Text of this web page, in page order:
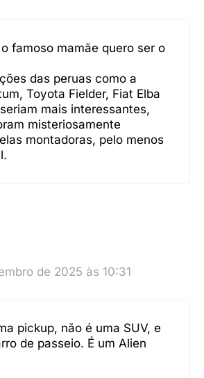
famoso mamãe quero ser o
das peruas como a
Toyota Fielder, Fiat Elba
mais interessantes,
misteriosamente
montadoras, pelo menos
de 2025 às 10:31
pickup, não é uma SUV, e
de passeio. É um Alien